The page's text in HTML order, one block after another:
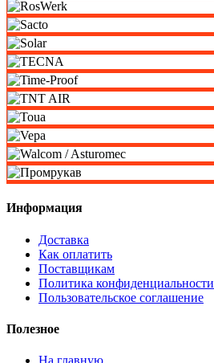
Информация
Доставка
Как оплатить
Поставщикам
Политика конфиденциальности
Пользовательское соглашение
Полезное
На главную